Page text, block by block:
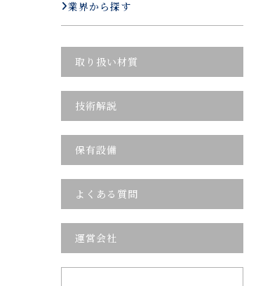
業界から探す
取り扱い材質
技術解説
保有設備
よくある質問
運営会社